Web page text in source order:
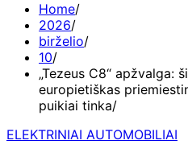
Home
2026
birželio
10
„Tezeus C8“ apžvalga:
europietiškas
puikiai tinka
ELEKTRINIAI AUTOMOBILIAI